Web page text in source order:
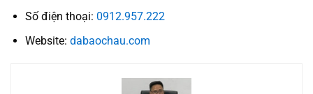
Số điện thoại: 0912.957.222
Website: dabaochau.com